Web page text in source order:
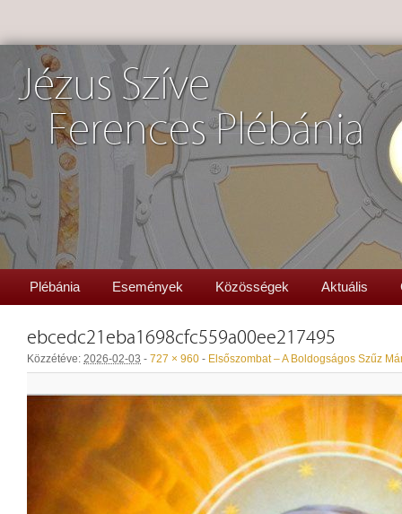
Jézus Szíve
Ferences Plébánia
Plébánia Események Közösségek Aktuális
ebcedc21eba1698cfc559a00ee217495
Közzétéve: 2026-02-03 - 727 × 960 - Elsőszombat – A Boldogságos Szűz